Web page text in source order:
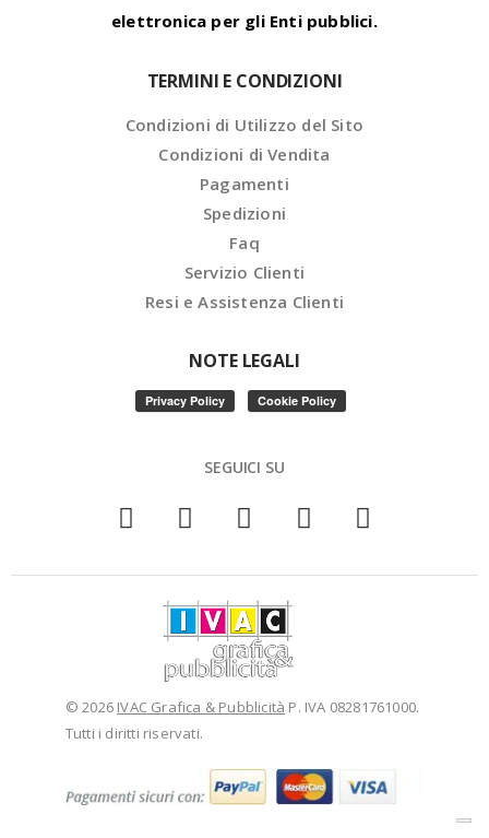
elettronica per gli Enti pubblici.
TERMINI E CONDIZIONI
Condizioni di Utilizzo del Sito
Condizioni di Vendita
Pagamenti
Spedizioni
Faq
Servizio Clienti
Resi e Assistenza Clienti
NOTE LEGALI
SEGUICI SU
© 2026 IVAC Grafica & Pubblicità P. IVA 08281761000.
Tutti i diritti riservati.